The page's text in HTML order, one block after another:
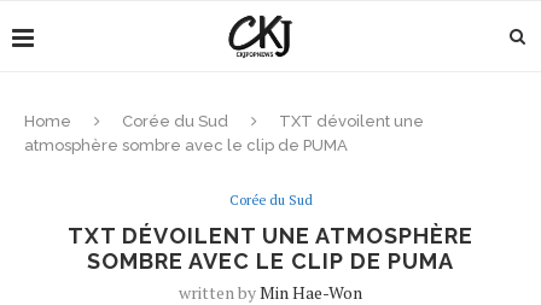
Home Corée du Sud
TXT dévoilent une
atmosphère sombre avec le clip de PUMA
Corée du Sud
TXT DÉVOILENT UNE ATMOSPHÈRE
SOMBRE AVEC LE CLIP DE PUMA
written byMin Hae-Won